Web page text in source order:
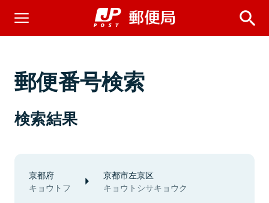
郵便番号検索
検索結果
京都府
キョウトフ
京都市左京区
キョウトシサキョウク